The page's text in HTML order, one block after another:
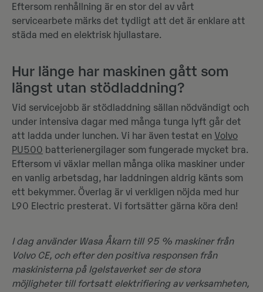
Eftersom renhållning är en stor del av vårt
servicearbete märks det tydligt att det är enklare att
städa med en elektrisk hjullastare.
Hur länge har maskinen gått som
längst utan stödladdning?
Vid servicejobb är stödladdning sällan nödvändigt och
under intensiva dagar med många tunga lyft går det
att ladda under lunchen. Vi har även testat en Volvo
PU500 batterienergilager som fungerade mycket bra.
Eftersom vi växlar mellan många olika maskiner under
en vanlig arbetsdag, har laddningen aldrig känts som
ett bekymmer. Överlag är vi verkligen nöjda med hur
L90 Electric presterat. Vi fortsätter gärna köra den!
I dag använder Wasa Åkarn till 95 % maskiner från
Volvo CE, och efter den positiva responsen från
maskinisterna på Igelstaverket ser de stora
möjligheter till fortsatt elektrifiering av verksamheten,